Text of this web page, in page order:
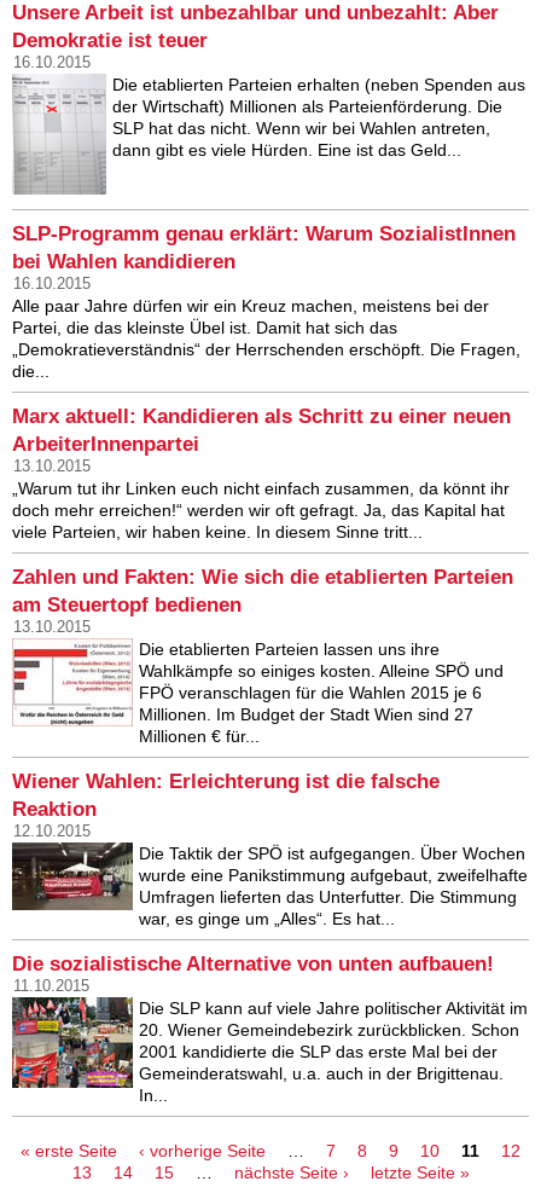
Unsere Arbeit ist unbezahlbar und unbezahlt: Aber
Demokratie ist teuer
16.10.2015
Die etablierten Parteien erhalten (neben Spenden aus
der Wirtschaft) Millionen als Parteienförderung. Die
SLP hat das nicht. Wenn wir bei Wahlen antreten,
dann gibt es viele Hürden. Eine ist das Geld...
SLP-Programm genau erklärt: Warum SozialistInnen
bei Wahlen kandidieren
16.10.2015
Alle paar Jahre dürfen wir ein Kreuz machen, meistens bei der
Partei, die das kleinste Übel ist. Damit hat sich das
„Demokratieverständnis“ der Herrschenden erschöpft. Die Fragen,
die...
Marx aktuell: Kandidieren als Schritt zu einer neuen
ArbeiterInnenpartei
13.10.2015
„Warum tut ihr Linken euch nicht einfach zusammen, da könnt ihr
doch mehr erreichen!“ werden wir oft gefragt. Ja, das Kapital hat
viele Parteien, wir haben keine. In diesem Sinne tritt...
Zahlen und Fakten: Wie sich die etablierten Parteien
am Steuertopf bedienen
13.10.2015
Die etablierten Parteien lassen uns ihre
Wahlkämpfe so einiges kosten. Alleine SPÖ und
FPÖ veranschlagen für die Wahlen 2015 je 6
Millionen. Im Budget der Stadt Wien sind 27
Millionen € für...
Wiener Wahlen: Erleichterung ist die falsche
Reaktion
12.10.2015
Die Taktik der SPÖ ist aufgegangen. Über Wochen
wurde eine Panikstimmung aufgebaut, zweifelhafte
Umfragen lieferten das Unterfutter. Die Stimmung
war, es ginge um „Alles“. Es hat...
Die sozialistische Alternative von unten aufbauen!
11.10.2015
Die SLP kann auf viele Jahre politischer Aktivität im
20. Wiener Gemeindebezirk zurückblicken. Schon
2001 kandidierte die SLP das erste Mal bei der
Gemeinderatswahl, u.a. auch in der Brigittenau.
In...
Seiten
« erste Seite ‹ vorherige Seite … 7 8 9 10 11
12
13
14 15 … nächste Seite › letzte Seite »